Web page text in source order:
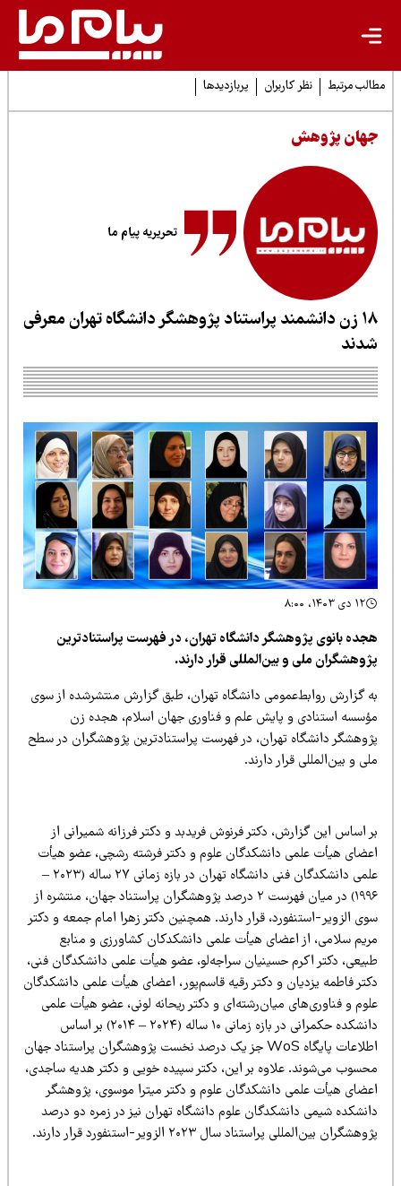
مرتبط نظر کاربران پربازدیدها
پژوهش
تحریریه پیام ما
۱۸ زن دانشمند پراستناد پژوهشگر دانشگاه تهران معرفی
بانوی پژوهشگر دانشگاه تهران، در فهرست پراستنادترین
ملی و بین‌المللی قرار دارند.
گزارش روابط‌عمومی دانشگاه تهران، طبق گزارش منتشرشده از سوی
استنادی و پایش علم و فناوری جهان اسلام، هجده زن
دانشگاه تهران، در فهرست پراستنادترین پژوهشگران در سطح
و بین‌المللی قرار دارند.
اساس این گزارش، دکتر فرنوش فریدبد و دکتر فرزانه شمیرانی از
هیأت علمی دانشکدگان علوم و دکتر فرشته رشچی، عضو هیأت
علمی دانشکدگان فنی دانشگاه تهران در بازه زمانی ۲۷ ساله (۲۰۲۳ –
۱۹۹۶) در میان فهرست ۲ درصد پژوهشگران پراستناد جهان، منتشره از
الزویر-استنفورد، قرار دارند. همچنین دکتر زهرا امام جمعه و دکتر
سلامی، از اعضای هیأت علمی دانشکدکان کشاورزی و منابع
دکتر اکرم حسینیان سراجه‌لو، عضو هیأت علمی دانشکدگان فنی،
فاطمه یزدیان و دکتر رقیه قاسم‌پور، اعضای هیأت علمی دانشکدگان
و فناوری‌های میان‌رشته‌ای و دکتر ریحانه لونی، عضو هیأت علمی
دانشکده حکمرانی در بازه زمانی ۱۰ ساله (۲۰۲۴ – ۲۰۱۴) بر اساس
اطلاعات پایگاه WoS جز یک درصد نخست پژوهشگران پراستناد جهان
می‌شوند. علاوه بر این، دکتر سپیده خویی و دکتر هدیه ساجدی،
هیأت علمی دانشکدگان علوم و دکتر میترا موسوی، پژوهشگر
شیمی دانشکدگان علوم دانشگاه تهران نیز در زمره دو درصد
بین‌المللی پراستناد سال ۲۰۲۳ الزویر-استنفورد قرار دارند.